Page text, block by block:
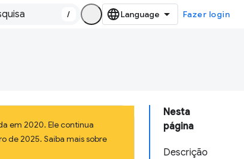
/ Fazer login
Nesta
página
Descrição
em 2020. Ele continua
de 2025. Saiba mais sobre